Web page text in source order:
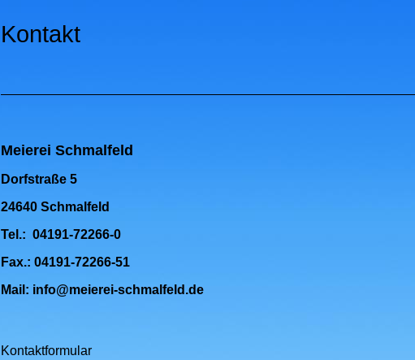
Kontakt
Meierei Schmalfeld
Dorfstraße 5
24640 Schmalfeld
Tel.: 04191-72266-0
Fax.: 04191-72266-51
Mail: info@meierei-schmalfeld.de
Kontaktformular